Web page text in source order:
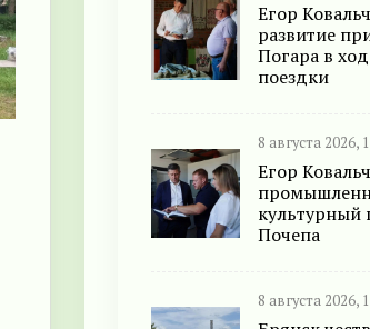
Егор
развитие
Погара в
поездки
8 августа 2026,
Егор
культурный
Почепа
8 августа 2026,